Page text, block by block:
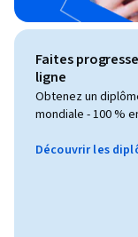
Faites
ligne
Obtenez un
mondiale - 100 %
Découvrir les